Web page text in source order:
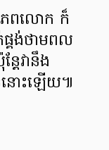
ភពលោក ក៏
គង់ថាមពល
ែវានឹង
នោះឡើយ៕